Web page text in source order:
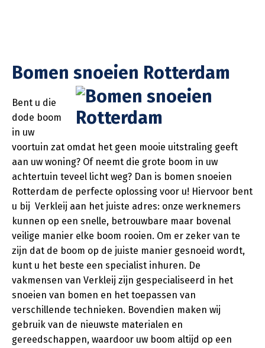
Bomen snoeien Rotterdam
Bent u die
dode boom
in uw
voortuin zat omdat het geen mooie uitstraling geeft
aan uw woning? Of neemt die grote boom in uw
achtertuin teveel licht weg? Dan is bomen snoeien
Rotterdam de perfecte oplossing voor u! Hiervoor bent
u bij Verkleij aan het juiste adres: onze werknemers
kunnen op een snelle, betrouwbare maar bovenal
veilige manier elke boom rooien. Om er zeker van te
zijn dat de boom op de juiste manier gesnoeid wordt,
kunt u het beste een specialist inhuren. De
vakmensen van Verkleij zijn gespecialiseerd in het
snoeien van bomen en het toepassen van
verschillende technieken. Bovendien maken wij
gebruik van de nieuwste materialen en
gereedschappen, waardoor uw boom altijd op een